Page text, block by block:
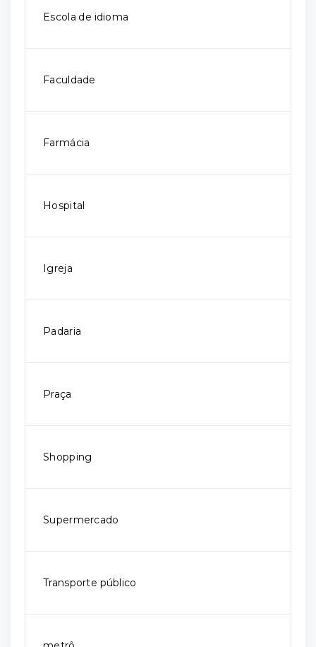
Escola de idioma
Faculdade
Farmácia
Hospital
Igreja
Padaria
Praça
Shopping
Supermercado
Transporte público